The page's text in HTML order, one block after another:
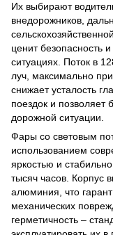
Их выбирают
внедорожников,
ценит безопасность
ситуациях. Поток в
луч, максимально
снижает усталость
поездок и позволяет
дорожной ситуации.
Фары со световым
использованием
яркостью и
тысяч часов. Корпус
алюминия, что
механических
герметичность –